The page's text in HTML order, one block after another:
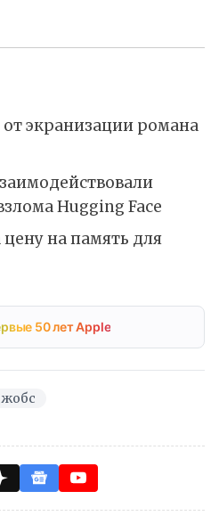
от экранизации романа
Hugging Face
цену на память для
50 лет Apple